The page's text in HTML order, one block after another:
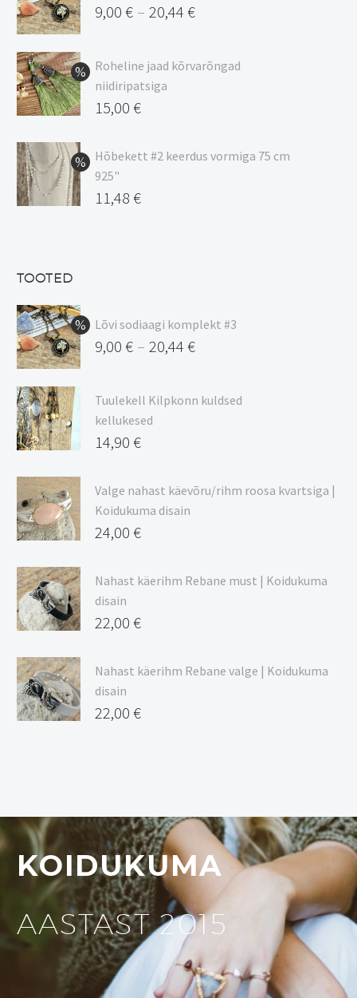
9,00 € – 20,44 €
9,00 €
kuni
20,44 €
Roheline jaad kõrvarõngad
niidiripatsiga
Algne
oli:
17,00 €.
15,00 €
hind
on:
15,00 €.
Hõbekett #2 keerdus vormiga 75 cm
925"
Algne
11,48 €
TOOTED
Lõvi sodiaagi komplekt #3
9,00 € – 20,44 €
9,00 €
kuni
20,44 €
Tuulekell Kilpkonn kuldsed
kellukesed
14,90 €
Valge nahast käevõru/rihm roosa kvartsiga |
Koidukuma disain
24,00 €
Nahast käerihm Rebane must | Koidukuma
disain
22,00 €
Nahast käerihm Rebane valge | Koidukuma
disain
22,00 €
KOIDUKUMA
AASTAST 2015